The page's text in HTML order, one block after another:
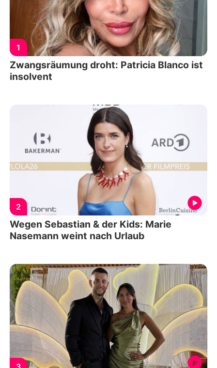
1
Zwangsräumung droht: Patricia Blanco ist
insolvent
2
Wegen Sebastian & der Kids: Marie
Nasemann weint nach Urlaub